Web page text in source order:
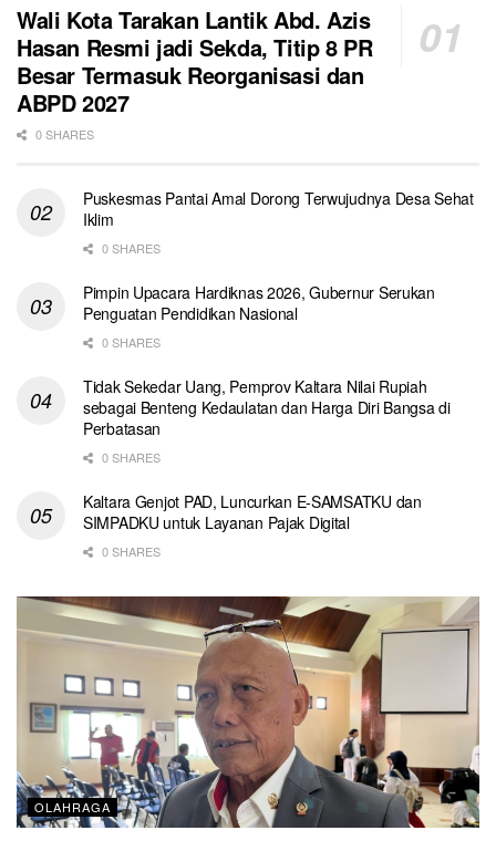
Wali Kota Tarakan Lantik Abd. Azis
Hasan Resmi jadi Sekda, Titip 8 PR
Besar Termasuk Reorganisasi dan
ABPD 2027
0 SHARES
Puskesmas Pantai Amal Dorong Terwujudnya Desa Sehat
Iklim
0 SHARES
Pimpin Upacara Hardiknas 2026, Gubernur Serukan
Penguatan Pendidikan Nasional
0 SHARES
Tidak Sekedar Uang, Pemprov Kaltara Nilai Rupiah
sebagai Benteng Kedaulatan dan Harga Diri Bangsa di
Perbatasan
0 SHARES
Kaltara Genjot PAD, Luncurkan E-SAMSATKU dan
SIMPADKU untuk Layanan Pajak Digital
0 SHARES
OLAHRAGA